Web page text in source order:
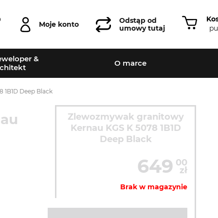
Moje konto
Odstąp od
umowy tutaj
&
O marce
Deep Black
Zlewozmywak granitowy
Kernau KGS K 5078 1B1D
Deep Black
649 00
zł
Brak w magazynie